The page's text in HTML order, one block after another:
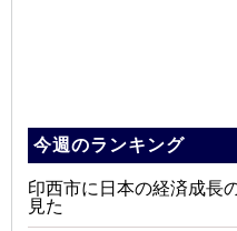
今週のランキング
印西市に日本の経済成長
見た